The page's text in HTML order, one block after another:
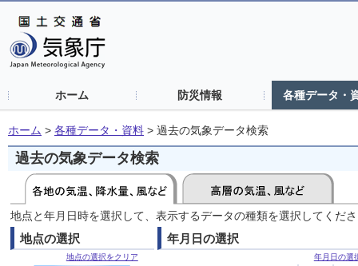
ホーム 防災情報 各種データ・
ホーム > 各種データ・資料 > 過去の気象データ検索
過去の気象データ検索
地点と年月日時を選択して、表示するデータの種類を選択してくだ
地点の選択
地点の選択をクリア
年月日の選択
年月日の選